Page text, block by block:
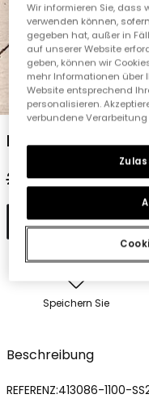
1
Mädchen T-Shirt
22,95 € 11,45 €
In
Speichern Sie
Beschreibung
REFERENZ:413086-1100-
Wir informieren Sie, dass
verwenden können,
gegeben hat, außer in
auf unserer Website
geben, können wir
mehr Informationen über
Website entsprechend
personalisieren.
verbundene